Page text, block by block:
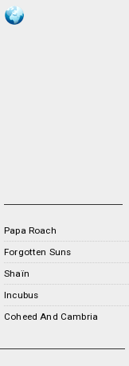
Papa Roach
Forgotten Suns
Shaïn
Incubus
Coheed And Cambria